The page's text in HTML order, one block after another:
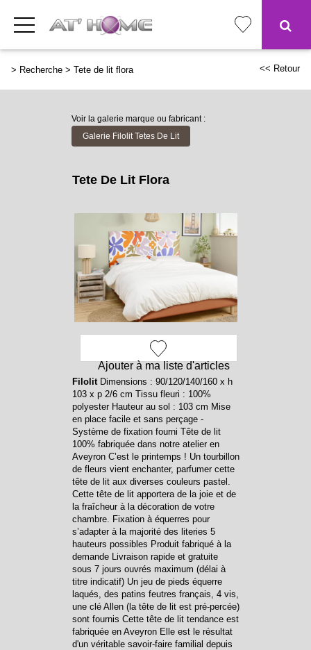
> Recherche > Tete de lit flora << Retour
Voir la galerie marque ou fabricant :
Galerie Filolit Tetes De Lit
Ajouter à ma liste d'articles
Tete De Lit Flora
FilolitDimensions : 90/120/140/160 x h
103 x p 2/6 cm Tissu fleuri : 100%
polyester Hauteur au sol : 103 cm Mise
en place facile et sans perçage -
Système de fixation fourni Tête de lit
100% fabriquée dans notre atelier en
Aveyron C’est le printemps ! Un tourbillon
de fleurs vient enchanter, parfumer cette
tête de lit aux diverses couleurs pastel.
Cette tête de lit apportera de la joie et de
la fraîcheur à la décoration de votre
chambre. Fixation à équerres pour
s’adapter à la majorité des literies 5
hauteurs possibles Produit fabriqué à la
demande Livraison rapide et gratuite
sous 7 jours ouvrés maximum (délai à
titre indicatif) Un jeu de pieds équerre
laqués, des patins feutres français, 4 vis,
une clé Allen (la tête de lit est pré-percée)
sont fournis Cette tête de lit tendance est
fabriquée en Aveyron Elle est le résultat
d'un véritable savoir-faire familial depuis